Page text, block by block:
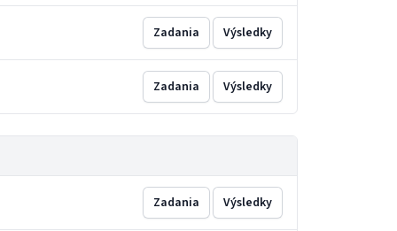
Zadania Výsledky
Zadania Výsledky
Zadania Výsledky